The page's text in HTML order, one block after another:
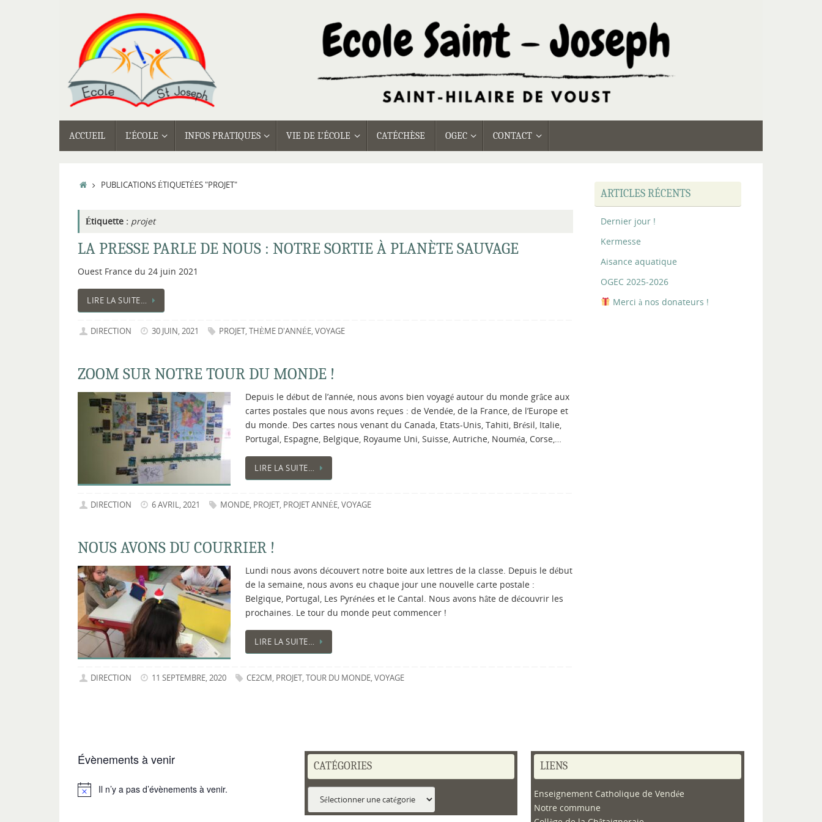
AU
CONTENU
ACCUEIL L’ÉCOLE INFOS PRATIQUES VIE DE L’ÉCOLE CATÉCHÈSE OGEC CONTACT
ACCUEIL
PUBLICATIONS ÉTIQUETÉES "PROJET"
Étiquette : projet
LA PRESSE PARLE DE NOUS : NOTRE SORTIE À PLANÈTE SAUVAGE
Ouest France du 24 juin 2021
LIRE LA SUITE…
DIRECTION 30 JUIN, 2021 PROJET,THÈME D'ANNÉE,VOYAGE
ZOOM SUR NOTRE TOUR DU MONDE !
Depuis le début de l’année, nous avons bien voyagé autour du monde grâce aux
cartes postales que nous avons reçues : de Vendée, de la France, de l’Europe et
du monde. Des cartes nous venant du Canada, Etats-Unis, Tahiti, Brésil, Italie,
Portugal, Espagne, Belgique, Royaume Uni, Suisse, Autriche, Nouméa, Corse,…
LIRE LA SUITE…
DIRECTION 6 AVRIL, 2021 MONDE, PROJET, PROJET ANNÉE,VOYAGE
NOUS AVONS DU COURRIER !
Lundi nous avons découvert notre boite aux lettres de la classe. Depuis le début
de la semaine, nous avons eu chaque jour une nouvelle carte postale :
Belgique, Portugal, Les Pyrénées et le Cantal. Nous avons hâte de découvrir les
prochaines. Le tour du monde peut commencer !
LIRE LA SUITE…
DIRECTION 11 SEPTEMBRE, 2020 CE2CM, PROJET,TOUR DU MONDE,VOYAGE
ARTICLES RÉCENTS
Dernier jour !
Kermesse
Aisance aquatique
OGEC 2025-2026
Merci à nos donateurs !
Évènements à venir
NoticeIl n’y a pas d’évènements à venir.
CATÉGORIES LIENS
Enseignement Catholique de Vendée
Notre commune